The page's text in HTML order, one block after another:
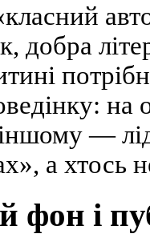
добра
на
—
а хтось
фон і